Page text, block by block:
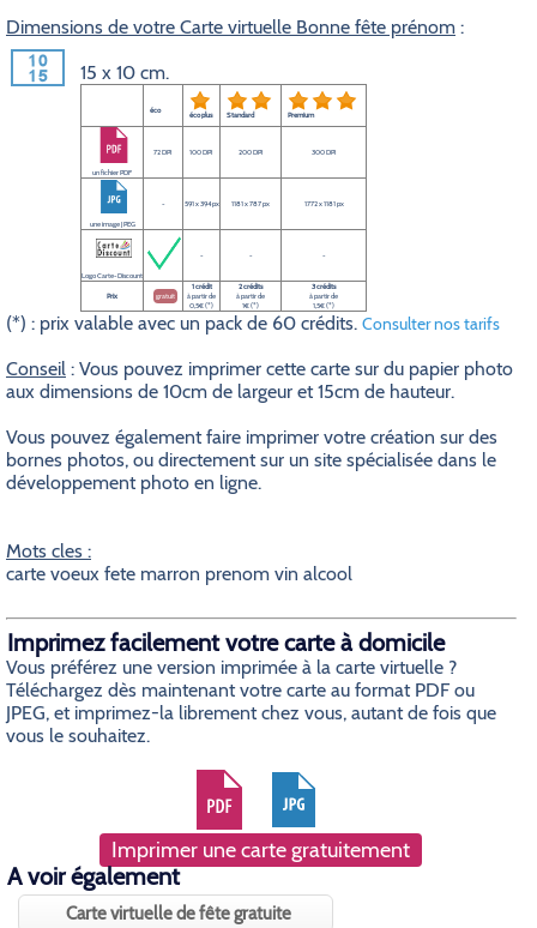
Carte virtuelle de fête gratuite
Dimensions de votre Carte virtuelle Bonne fête prénom :
15 x 10 cm.
éco éco plus Standard Premium
un fichier PDF
72 DPI 100 DPI 200 DPI 300 DPI
une image JPEG
- 591 x 394 px 1181 x 787 px 1772 x 1181 px
Logo Carte-Discount
- - -
Prix gratuit
1 crédit
à partir de
0,5€ (*)
2 crédits
à partir de
1€ (*)
3 crédits
à partir de
1,5€ (*)
(*) : prix valable avec un pack de 60 crédits. Consulter nos tarifs
Conseil : Vous pouvez imprimer cette carte sur du papier photo
aux dimensions de 10cm de largeur et 15cm de hauteur.
Vous pouvez également faire imprimer votre création sur des
bornes photos, ou directement sur un site spécialisée dans le
développement photo en ligne.
Mots cles :
carte voeux fete marron prenom vin alcool
Imprimez facilement votre carte à domicile
Vous préférez une version imprimée à la carte virtuelle ?
Téléchargez dès maintenant votre carte au format PDF ou
JPEG, et imprimez-la librement chez vous, autant de fois que
vous le souhaitez.
Imprimer une carte gratuitement
A voir également